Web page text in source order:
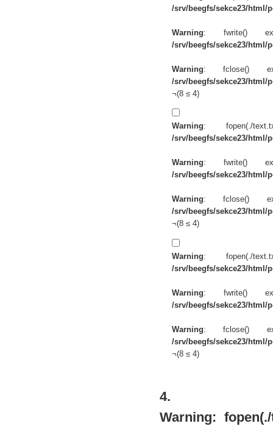
/srv/beegfs/sekce23/html/
Warning: fwrite()
/srv/beegfs/sekce23/html/
Warning: fclose()
/srv/beegfs/sekce23/html/
¬(8 ≤ 4)
Warning: fopen(./
/srv/beegfs/sekce23/html/
Warning: fwrite()
/srv/beegfs/sekce23/html/
Warning: fclose()
/srv/beegfs/sekce23/html/
¬(8 ≤ 4)
Warning: fopen(./
/srv/beegfs/sekce23/html/
Warning: fwrite()
/srv/beegfs/sekce23/html/
Warning: fclose()
/srv/beegfs/sekce23/html/
¬(8 ≤ 4)
4.
Warning: